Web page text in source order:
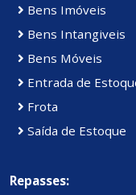
Bens Imóveis
Bens Intangiveis
Bens Móveis
Entrada de
Frota
Saída de Estoque
Repasses: